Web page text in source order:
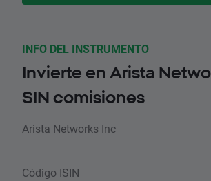
INFO DEL INSTRUMENTO
Invierte en Arista
SIN comisiones
Arista Networks Inc
Código ISIN